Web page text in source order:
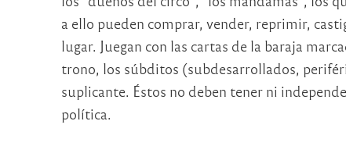
a ello pueden comprar, vender, reprimir,
lugar. Juegan con las cartas de la baraja
trono, los súbditos (subdesarrollados,
suplicante. Éstos no deben tener ni
política.